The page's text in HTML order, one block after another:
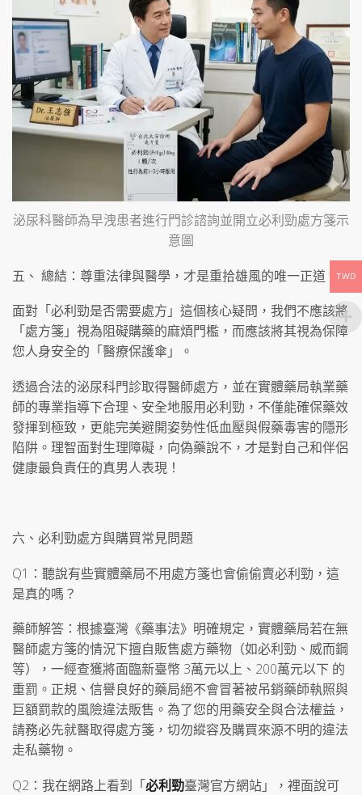
泌尿科醫師為早洩患者進行門診諮詢並開立必利勁處方箋示
意圖
五、 總結：尊重法律與醫學，才是重拾雄風的唯一正道
面對「必利勁是否需要處方」這個核心疑問，我們不應該將
「處方箋」視為阻礙購藥的麻煩門檻，而應該將其視為保障
您人身安全的「醫療保護傘」。
透過合法的泌尿科門診取得醫師處方，並在實體藥局執業藥
師的專業指導下合理、安全地服用必利勁，不僅能確保藥效
發揮到極致，更能完美避開姿勢性低血壓與假藥毒害的隱形
陷阱。理智面對生理障礙，向偽藥說不，才是對自己和伴侶
健康最負責任的真男人表現！
六、必利勁處方與購買常見問題
Q1：聽說有些實體藥局不用處方箋也會偷偷賣必利勁，這
是真的嗎？
藥師解答：根據臺灣《藥事法》明確規定，實體藥局若在無
醫師處方箋的情況下擅自販售處方藥物（如必利勁、威而鋼
等），一經查獲將面臨新臺幣 3萬元以上、200萬元以下 的
重罰。正規、信譽良好的藥局絕不會冒著被吊銷藥師執照與
巨額罰款的風險違法販售。為了您的用藥安全與合法權益，
請務必先就醫取得處方箋，切勿縱容及購買來源不明的違法
走私藥物。
Q2：我在網路上看到「必利勁臺灣官方網站」，裡面說可
TWD